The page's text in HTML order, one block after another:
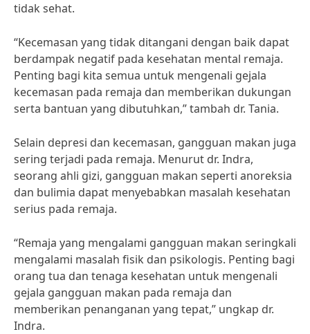
tidak sehat.
“Kecemasan yang tidak ditangani dengan baik dapat
berdampak negatif pada kesehatan mental remaja.
Penting bagi kita semua untuk mengenali gejala
kecemasan pada remaja dan memberikan dukungan
serta bantuan yang dibutuhkan,” tambah dr. Tania.
Selain depresi dan kecemasan, gangguan makan juga
sering terjadi pada remaja. Menurut dr. Indra,
seorang ahli gizi, gangguan makan seperti anoreksia
dan bulimia dapat menyebabkan masalah kesehatan
serius pada remaja.
“Remaja yang mengalami gangguan makan seringkali
mengalami masalah fisik dan psikologis. Penting bagi
orang tua dan tenaga kesehatan untuk mengenali
gejala gangguan makan pada remaja dan
memberikan penanganan yang tepat,” ungkap dr.
Indra.